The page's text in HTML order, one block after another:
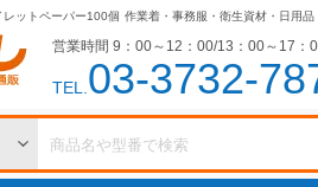
ットペーパー100個 作業着・事務服・衛生資材・日用
営業時間 9：00～12：00/13：00～17：
TEL.03-3732-